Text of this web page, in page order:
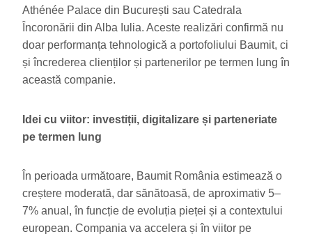
Athénée Palace din București sau Catedrala
Încoronării din Alba Iulia. Aceste realizări confirmă nu
doar performanța tehnologică a portofoliului Baumit, ci
și încrederea clienților și partenerilor pe termen lung în
această companie.
Idei cu viitor: investiții, digitalizare și parteneriate
pe termen lung
În perioada următoare, Baumit România estimează o
creștere moderată, dar sănătoasă, de aproximativ 5–
7% anual, în funcție de evoluția pieței și a contextului
european. Compania va accelera și în viitor pe